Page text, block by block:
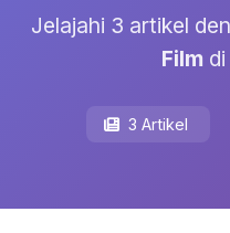
Jelajahi 3 artikel
Film
3 Artikel